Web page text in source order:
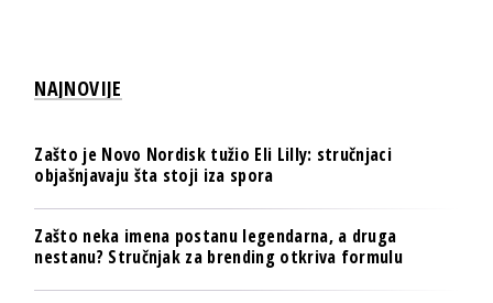
NAJNOVIJE
Zašto je Novo Nordisk tužio Eli Lilly: stručnjaci
objašnjavaju šta stoji iza spora
Zašto neka imena postanu legendarna, a druga
nestanu? Stručnjak za brending otkriva formulu